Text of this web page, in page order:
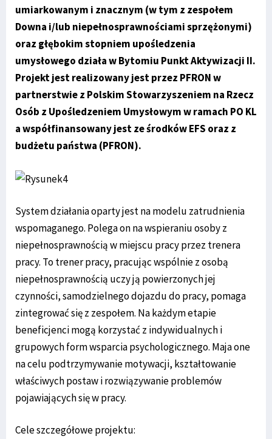
umiarkowanym i znacznym (w tym z zespołem
Downa i/lub niepełnosprawnościami sprzężonymi)
oraz głębokim stopniem upośledzenia
umysłowego działa w Bytomiu Punkt Aktywizacji II.
Projekt jest realizowany jest przez PFRON w
partnerstwie z Polskim Stowarzyszeniem na Rzecz
Osób z Upośledzeniem Umysłowym w ramach PO KL
a współfinansowany jest ze środków EFS oraz z
budżetu państwa (PFRON).
System działania oparty jest na modelu zatrudnienia
wspomaganego. Polega on na wspieraniu osoby z
niepełnosprawnością w miejscu pracy przez trenera
pracy. To trener pracy, pracując wspólnie z osobą
niepełnosprawnością uczy ją powierzonych jej
czynności, samodzielnego dojazdu do pracy, pomaga
zintegrować się z zespołem. Na każdym etapie
beneficjenci mogą korzystać z indywidualnych i
grupowych form wsparcia psychologicznego. Maja one
na celu podtrzymywanie motywacji, kształtowanie
właściwych postaw i rozwiązywanie problemów
pojawiających się w pracy.
Cele szczegółowe projektu: